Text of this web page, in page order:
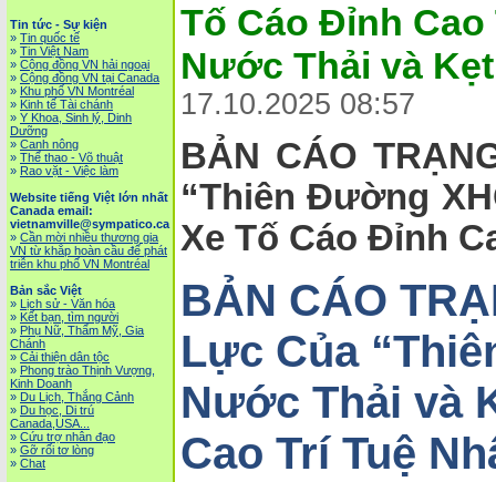
Tin tức - Sự kiện
» Tin quốc tế
» Tin Việt Nam
» Cộng đồng VN hải ngoại
» Cộng đồng VN tại Canada
» Khu phố VN Montréal
» Kinh tế Tài chánh
» Y Khoa, Sinh lý, Dinh
Dưỡng
» Canh nông
» Thể thao - Võ thuật
» Rao vặt - Việc làm
Website tiếng Việt lớn nhất
Canada email:
vietnamville@sympatico.ca
» Cần mời nhiều thương gia
VN từ khắp hoàn cầu để phát
triễn khu phố VN Montréal
Bản sắc Việt
» Lịch sử - Văn hóa
» Kết bạn, tìm người
» Phụ Nữ, Thẩm Mỹ, Gia
Chánh
» Cải thiện dân tộc
» Phong trào Thịnh Vượng,
Kinh Doanh
» Du Lịch, Thắng Cảnh
» Du học, Di trú
Canada,USA...
» Cứu trợ nhân đạo
» Gỡ rối tơ lòng
» Chat
Tố Cáo Đỉnh Cao
Nước Thải và
17.10.2025 08:57
BẢN CÁO
“Thiên Đường
Xe Tố Cáo Đỉnh
BẢN CÁO
Lực Của
Nước Thải và
Cao Trí Tuệ